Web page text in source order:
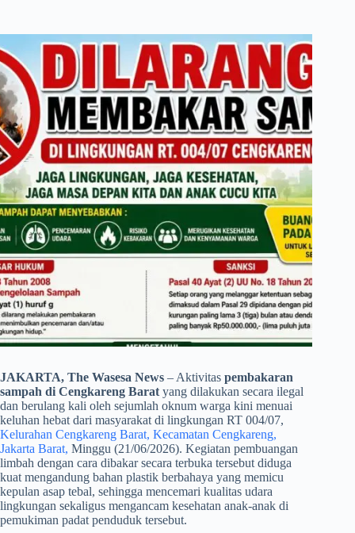
JAKARTA, The Wasesa News – Aktivitas pembakaran
sampah di Cengkareng Barat yang dilakukan secara ilegal
dan berulang kali oleh sejumlah oknum warga kini menuai
keluhan hebat dari masyarakat di lingkungan RT 004/07,
Kelurahan Cengkareng Barat, Kecamatan Cengkareng,
Jakarta Barat, Minggu (21/06/2026). Kegiatan pembuangan
limbah dengan cara dibakar secara terbuka tersebut diduga
kuat mengandung bahan plastik berbahaya yang memicu
kepulan asap tebal, sehingga mencemari kualitas udara
lingkungan sekaligus mengancam kesehatan anak-anak di
pemukiman padat penduduk tersebut.